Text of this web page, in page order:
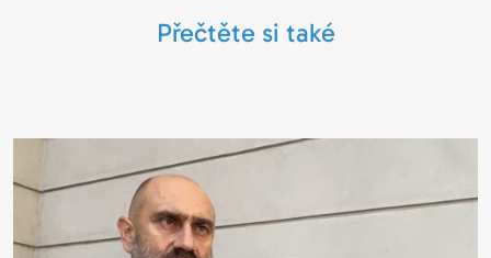
Přečtěte si také